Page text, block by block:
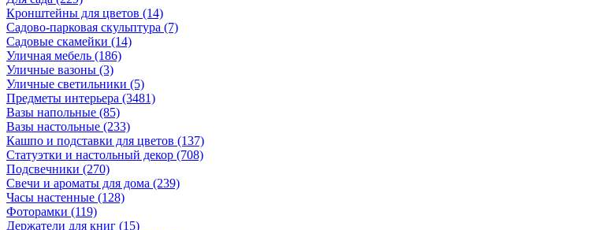
Кронштейны для цветов (14)
Садово-парковая скульптура (7)
Садовые скамейки (14)
Уличная мебель (186)
Уличные вазоны (3)
Уличные светильники (5)
Предметы интерьера (3481)
Вазы напольные (85)
Вазы настольные (233)
Кашпо и подставки для цветов (137)
Статуэтки и настольный декор (708)
Подсвечники (270)
Свечи и ароматы для дома (239)
Часы настенные (128)
Фоторамки (119)
Держатели для книг (15)